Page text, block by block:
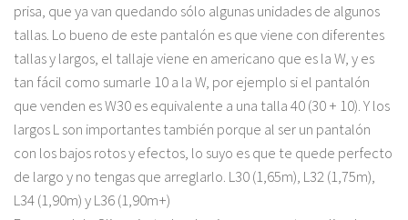
prisa, que ya van quedando sólo algunas unidades de algunos
tallas. Lo bueno de este pantalón es que viene con diferentes
tallas y largos, el tallaje viene en americano que es la W, y es
tan fácil como sumarle 10 a la W, por ejemplo si el pantalón
que venden es W30 es equivalente a una talla 40 (30 + 10). Y los
largos L son importantes también porque al ser un pantalón
con los bajos rotos y efectos, lo suyo es que te quede perfecto
de largo y no tengas que arreglarlo. L30 (1,65m), L32 (1,75m),
L34 (1,90m) y L36 (1,90m+)